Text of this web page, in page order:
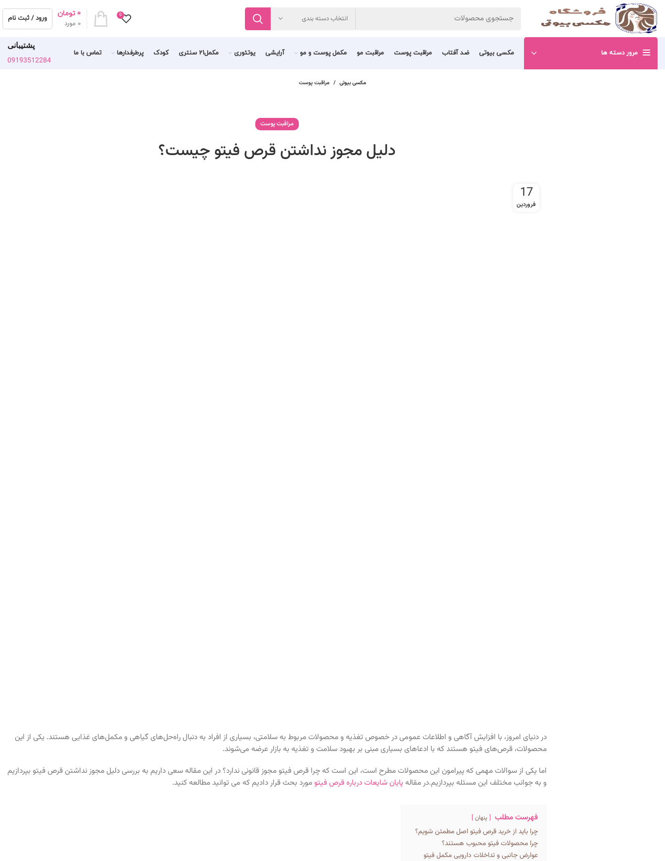
انتخاب دسته بندی 0
0 مورد
0 تومان
ورود / ثبت نام
مرور دسته ها مکسی بیوتی ضد آفتاب مراقبت پوست مراقبت مو مکمل پوست و مو آرایشی یوتئوری مکمل21 سنتری کودک پرطرفدارها تماس با ما
پشتیبانی
09193512284
مکسی بیوتی مراقبت پوست
مراقبت پوست
دلیل مجوز نداشتن قرص فیتو چیست؟
17
فروردین
در دنیای امروز، با افزایش آگاهی و اطلاعات عمومی در خصوص تغذیه و محصولات مربوط به سلامتی، بسیاری از افراد به دنبال راه‌حل‌های گیاهی و مکمل‌های غذایی هستند. یکی از این
محصولات، قرص‌های فیتو هستند که با ادعاهای بسیاری مبنی بر بهبود سلامت و تغذیه به بازار عرضه می‌شوند.
اما یکی از سوالات مهمی که پیرامون این محصولات مطرح است، این است که چرا قرص فیتو مجوز قانونی ندارد؟ در این مقاله سعی داریم به بررسی دلیل مجوز نداشتن قرص فیتو بپردازیم
و به جوانب مختلف این مسئله بپردازیم.در مقاله پایان شایعات درباره قرص فیتومورد بحث قرار دادیم که می توانید مطالعه کنید.
فهرست مطلب پنهان
چرا باید از خرید قرص فیتو اصل مطمئن شویم؟
چرا محصولات فیتو محبوب هستند؟
عوارض جانبی و تداخلات دارویی مکمل فیتو